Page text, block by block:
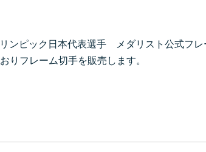
ンピック日本代表選手 メダリスト公式フ
フレーム切手を販売します。